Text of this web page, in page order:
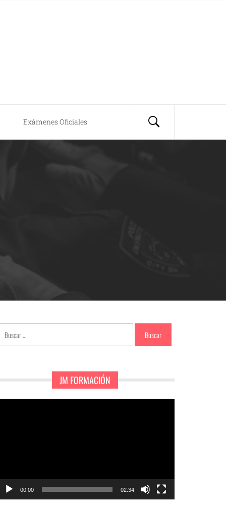
Exámenes Oficiales
Buscar:
JM FORMACIÓN
00:00 02:34